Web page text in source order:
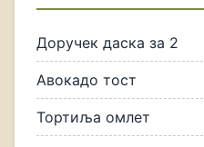
Доручек даска за 2
Авокадо тост
Тортиља омлет